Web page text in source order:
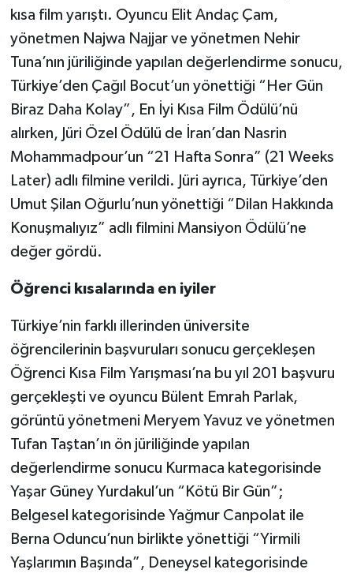
kısa film yarıştı. Oyuncu Elit Andaç Çam,
yönetmen Najwa Najjar ve yönetmen Nehir
Tuna’nın jüriliğinde yapılan değerlendirme sonucu,
Türkiye’den Çağıl Bocut’un yönettiği “Her Gün
Biraz Daha Kolay”, En İyi Kısa Film Ödülü’nü
alırken, Jüri Özel Ödülü de İran’dan Nasrin
Mohammadpour’un “21 Hafta Sonra” (21 Weeks
Later) adlı filmine verildi. Jüri ayrıca, Türkiye’den
Umut Şilan Oğurlu’nun yönettiği “Dilan Hakkında
Konuşmalıyız” adlı filmini Mansiyon Ödülü’ne
değer gördü.
Öğrenci kısalarında en iyiler
Türkiye’nin farklı illerinden üniversite
öğrencilerinin başvuruları sonucu gerçekleşen
Öğrenci Kısa Film Yarışması’na bu yıl 201 başvuru
gerçekleşti ve oyuncu Bülent Emrah Parlak,
görüntü yönetmeni Meryem Yavuz ve yönetmen
Tufan Taştan’ın ön jüriliğinde yapılan
değerlendirme sonucu Kurmaca kategorisinde
Yaşar Güney Yurdakul’un “Kötü Bir Gün”;
Belgesel kategorisinde Yağmur Canpolat ile
Berna Oduncu’nun birlikte yönettiği “Yirmili
Yaşlarımın Başında”, Deneysel kategorisinde